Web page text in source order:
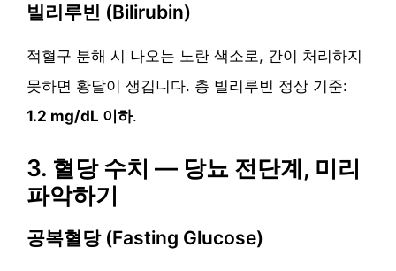
빌리루빈 (Bilirubin)
적혈구 분해 시 나오는 노란 색소로, 간이 처리하지
못하면 황달이 생깁니다. 총 빌리루빈 정상 기준:
1.2 mg/dL 이하.
3. 혈당 수치 — 당뇨 전단계, 미리
파악하기
공복혈당 (Fasting Glucose)